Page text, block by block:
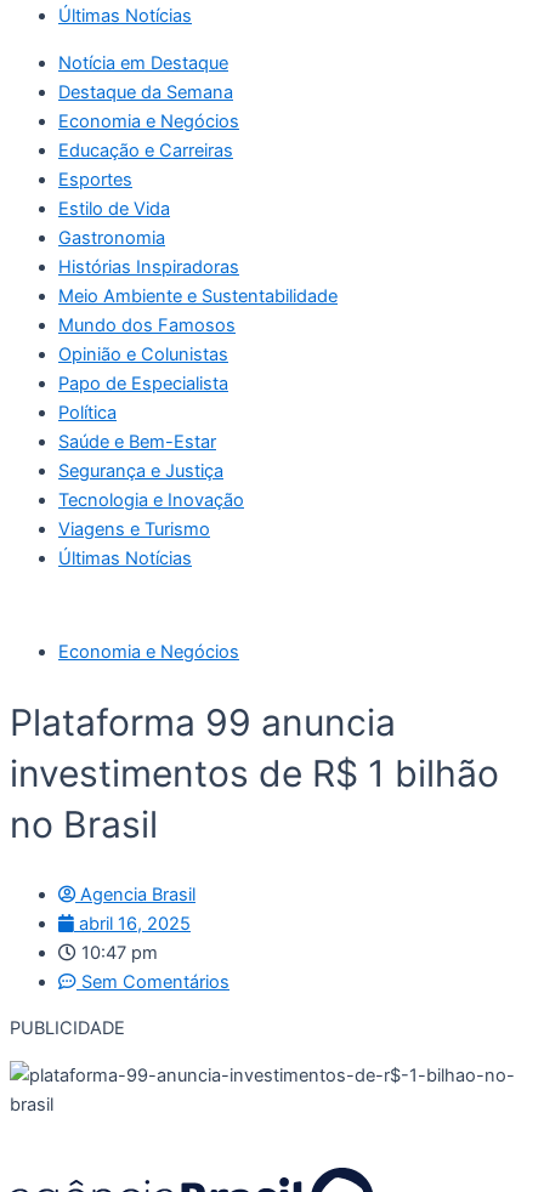
Últimas Notícias
Notícia em Destaque
Destaque da Semana
Economia e Negócios
Educação e Carreiras
Esportes
Estilo de Vida
Gastronomia
Histórias Inspiradoras
Meio Ambiente e Sustentabilidade
Mundo dos Famosos
Opinião e Colunistas
Papo de Especialista
Política
Saúde e Bem-Estar
Segurança e Justiça
Tecnologia e Inovação
Viagens e Turismo
Últimas Notícias
Economia e Negócios
Plataforma 99 anuncia
investimentos de R$ 1 bilhão
no Brasil
Agencia Brasil
abril 16, 2025
10:47 pm
Sem Comentários
PUBLICIDADE